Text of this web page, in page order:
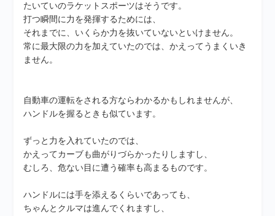
たいていのラケットスポーツはそうです。
打つ瞬間に力を発揮するためには、
それまでに、いくらか力を抜いていないといけません。
常に最大限の力を加えていたのでは、かえってうまくいき
ません。
自動車の運転をされる方ならわかるかもしれませんが、
ハンドルを握るときも似ています。
ずっと力を入れていたのでは、
かえってカーブも曲がりづらかったりしますし、
むしろ、危ない目に遭う確率も高まるものです。
ハンドルには手を添えるくらいであっても、
ちゃんとクルマは進んでくれますし、